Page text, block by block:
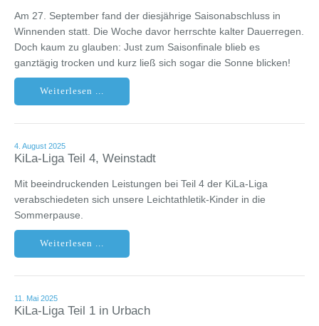
Am 27. September fand der diesjährige Saisonabschluss in
Winnenden statt. Die Woche davor herrschte kalter Dauerregen.
Doch kaum zu glauben: Just zum Saisonfinale blieb es
ganztägig trocken und kurz ließ sich sogar die Sonne blicken!
Weiterlesen ...
4. August 2025
KiLa-Liga Teil 4, Weinstadt
Mit beeindruckenden Leistungen bei Teil 4 der KiLa-Liga
verabschiedeten sich unsere Leichtathletik-Kinder in die
Sommerpause.
Weiterlesen ...
11. Mai 2025
KiLa-Liga Teil 1 in Urbach